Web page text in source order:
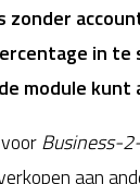
zonder
in te
module
Business-
aan